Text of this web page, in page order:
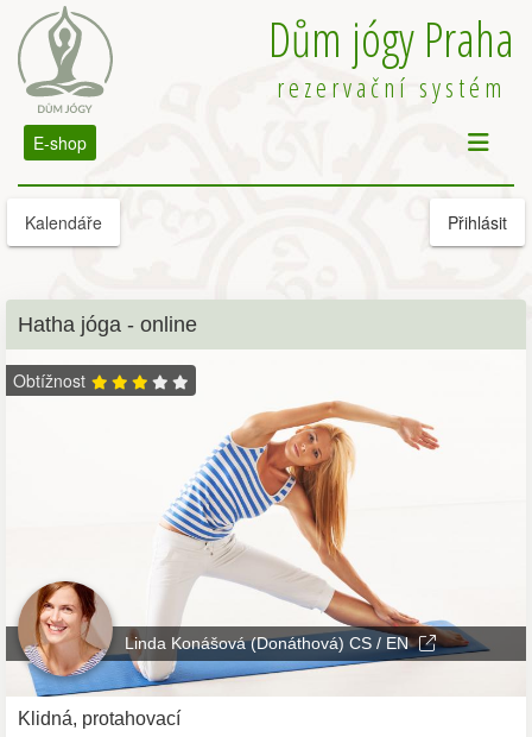
Dům jógy Praha
rezervační systém
E-shop
Kalendáře Přihlásit
Hatha jóga - online
Obtížnost
Linda Konášová (Donáthová) CS / EN
Klidná, protahovací